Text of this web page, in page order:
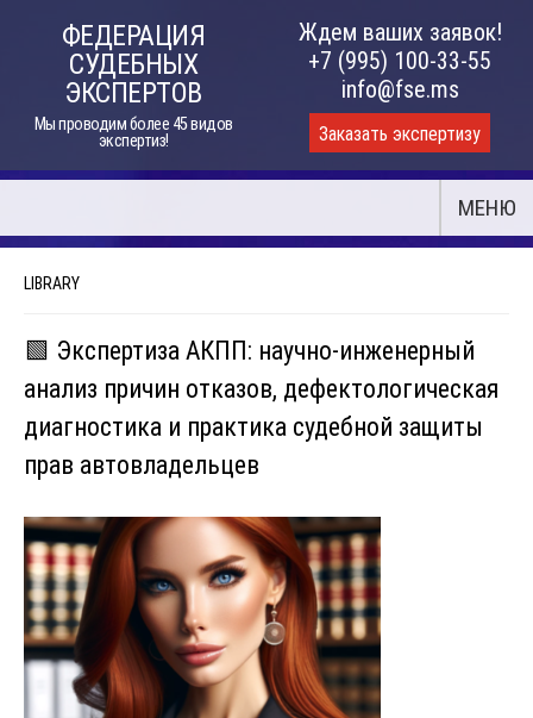
ФЕДЕРАЦИЯ
СУДЕБНЫХ
ЭКСПЕРТОВ
Мы проводим более 45 видов
экспертиз!
Ждем ваших заявок!
+7 (995) 100-33-55
info@fse.ms
Заказать экспертизу
МЕНЮ
LIBRARY
🟩 Экспертиза АКПП: научно-инженерный
анализ причин отказов, дефектологическая
диагностика и практика судебной защиты
прав автовладельцев